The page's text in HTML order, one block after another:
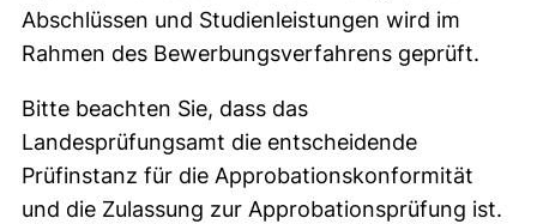
Abschlüssen und Studienleistungen wird im
Rahmen des Bewerbungsverfahrens geprüft.
Bitte beachten Sie, dass das
Landesprüfungsamt die entscheidende
Prüfinstanz für die Approbationskonformität
und die Zulassung zur Approbationsprüfung ist.